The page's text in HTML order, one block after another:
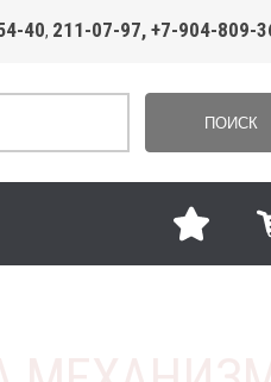
40, 211-07-97, +7-904-809-
ПОИСК